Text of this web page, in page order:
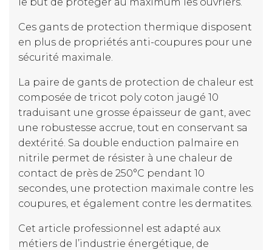
Ces gants de protection thermique disposent
en plus de propriétés anti-coupures pour une
sécurité maximale.
La paire de gants de protection de chaleur est
composée de tricot poly coton jaugé 10
traduisant une grosse épaisseur de gant, avec
une robustesse accrue, tout en conservant sa
dextérité. Sa double enduction palmaire en
nitrile permet de résister à une chaleur de
contact de près de 250°C pendant 10
secondes, une protection maximale contre les
coupures, et également contre les dermatites.
Cet article professionnel est adapté aux
métiers de l’industrie énergétique, de